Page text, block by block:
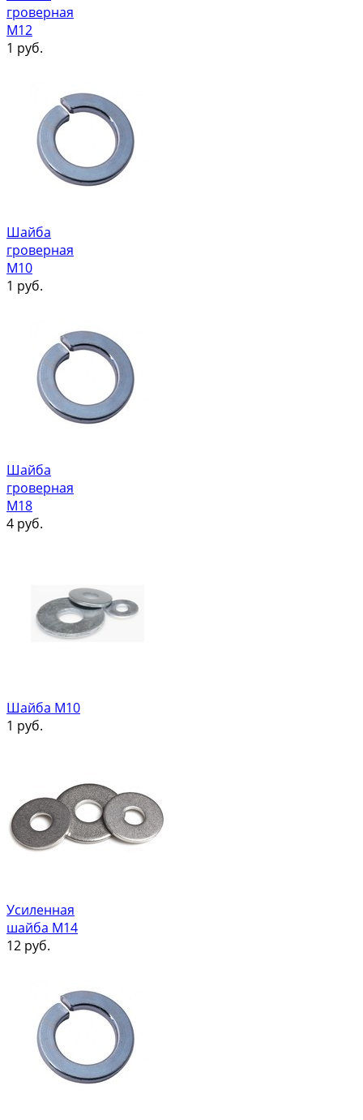
гроверная
М12
1 руб.
Шайба
гроверная
М10
1 руб.
Шайба
гроверная
М18
4 руб.
Шайба М10
1 руб.
Усиленная
шайба М14
12 руб.